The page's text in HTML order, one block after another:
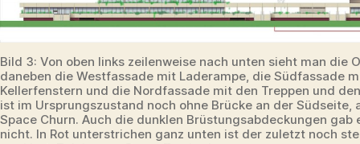
Bild 3: Von oben links zeilenweise nach unten sieht man die
daneben die Westfassade mit Laderampe, die Südfassade
Kellerfenstern und die Nordfassade mit den Treppen und
ist im Ursprungszustand noch ohne Brücke an der Südseite,
Space Churn. Auch die dunklen Brüstungsabdeckungen gab
nicht. In Rot unterstrichen ganz unten ist der zuletzt noch